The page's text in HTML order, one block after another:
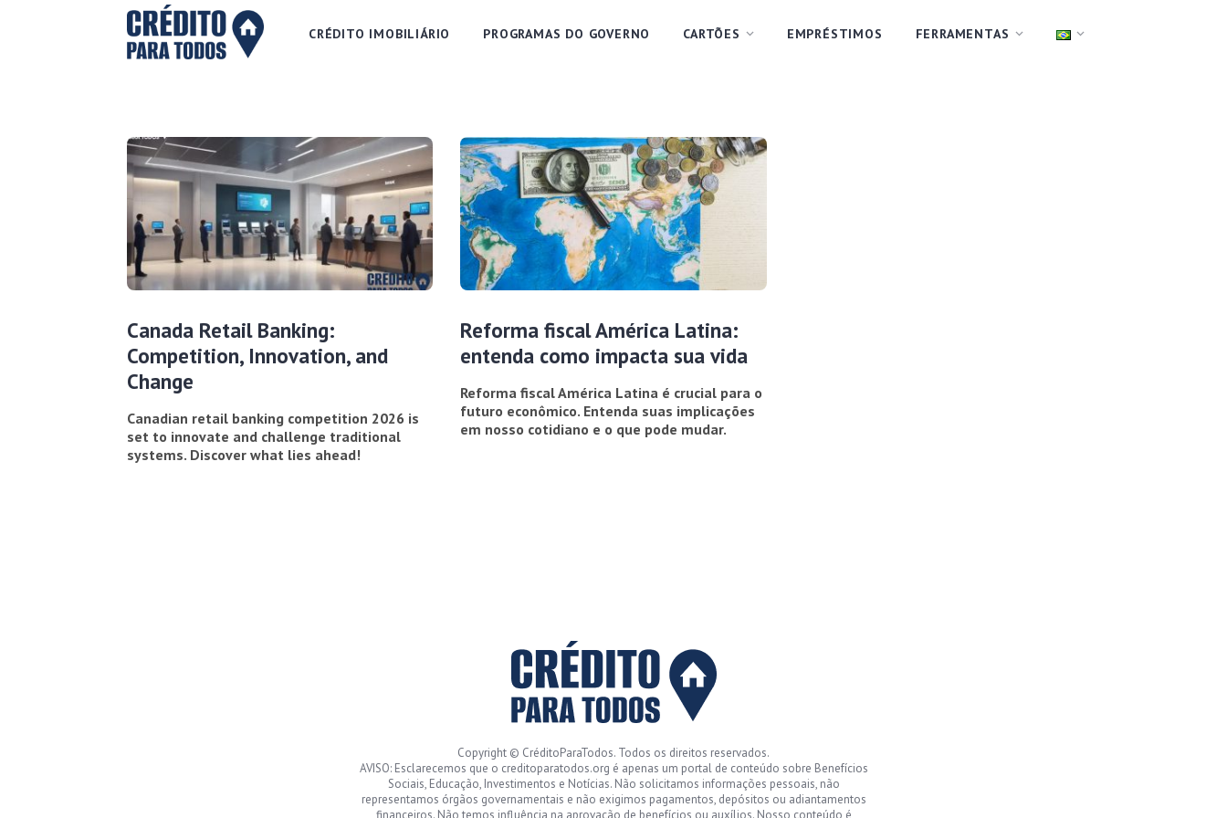
CRÉDITO IMOBILIÁRIO PROGRAMAS DO GOVERNO CARTÕES EMPRÉSTIMOS FERRAMENTAS
Canada Retail Banking:
Competition, Innovation, and
Change
Canadian retail banking competition 2026 is
set to innovate and challenge traditional
systems. Discover what lies ahead!
Reforma fiscal América Latina:
entenda como impacta sua vida
Reforma fiscal América Latina é crucial para o
futuro econômico. Entenda suas implicações
em nosso cotidiano e o que pode mudar.
Copyright © CréditoParaTodos. Todos os direitos reservados.
AVISO: Esclarecemos que o creditoparatodos.org é apenas um portal de conteúdo sobre Benefícios
Sociais, Educação, Investimentos e Notícias. Não solicitamos informações pessoais, não
representamos órgãos governamentais e não exigimos pagamentos, depósitos ou adiantamentos
financeiros. Não temos influência na aprovação de benefícios ou auxílios. Nosso conteúdo é